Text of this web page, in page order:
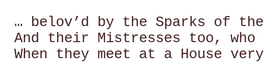
… belov’d by the Sparks of
And their Mistresses too,